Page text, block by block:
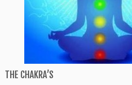
THE CHAKRA’S